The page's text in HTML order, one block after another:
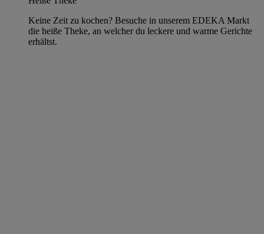
Keine Zeit zu kochen? Besuche in unserem EDEKA Markt
die heiße Theke, an welcher du leckere und warme Gerichte
erhältst.